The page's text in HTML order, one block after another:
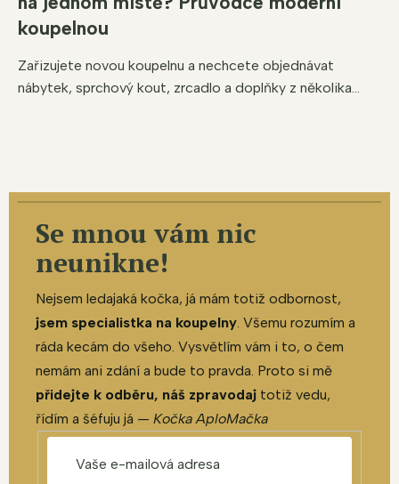
koupelnou
Zařizujete novou koupelnu a nechcete objednávat
nábytek, sprchový kout, zrcadlo a doplňky z několika...
Se mnou vám nic
neunikne!
Nejsem ledajaká kočka, já mám totiž odbornost,
jsem specialistka na koupelny. Všemu rozumím a
ráda kecám do všeho. Vysvětlím vám i to, o čem
nemám ani zdání a bude to pravda. Proto si mě
přidejte k odběru, náš zpravodaj totiž vedu,
řídím a šéfuju já — Kočka AploMačka